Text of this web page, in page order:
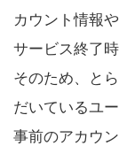
カウント情報
サービス終了
そのため、と
だいているユ
事前のアカウ